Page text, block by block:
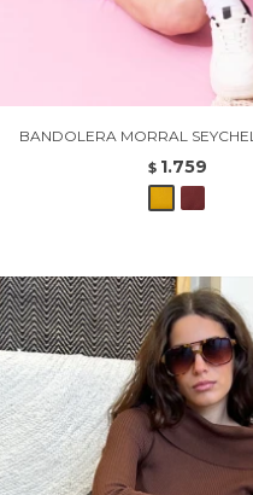
BANDOLERA MORRAL
$ 1.759